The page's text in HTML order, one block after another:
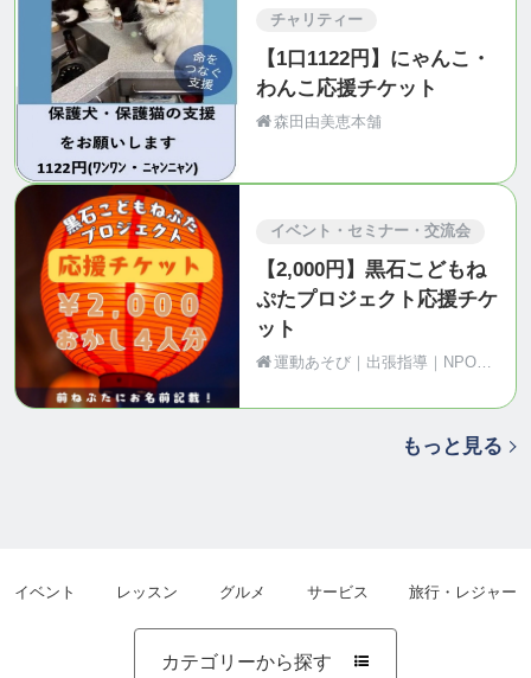
チャリティー
【1口1122円】にゃんこ・
わんこ応援チケット
森田由美恵本舗
イベント・セミナー・交流会
【2,000円】黒石こどもね
ぷたプロジェクト応援チケ
ット
運動あそび｜出張指導｜NPO法人Motion（青森県黒石市）
もっと見る
イベント レッスン グルメ サービス 旅行・レジャー
カテゴリーから探す 